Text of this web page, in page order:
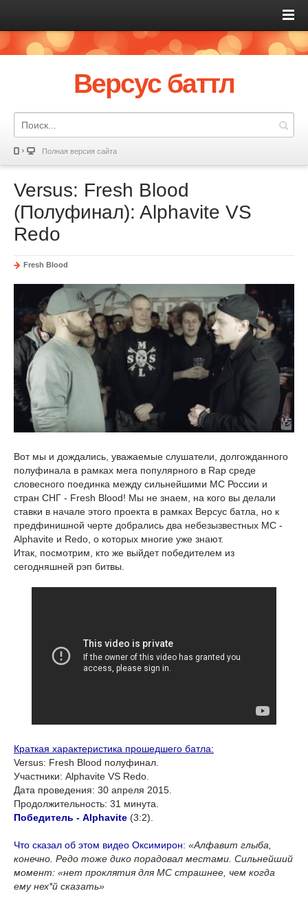
Версус баттл
Полная версия сайта
Versus: Fresh Blood
(Полуфинал): Alphavite VS
Redo
Fresh Blood
Вот мы и дождались, уважаемые слушатели, долгожданного
полуфинала в рамках мега популярного в Rap среде
словесного поединка между сильнейшими МС России и
стран СНГ - Fresh Blood! Мы не знаем, на кого вы делали
ставки в начале этого проекта в рамках Версус батла, но к
предфинишной черте добрались два небезызвестных МС -
Alphavite и Redo, о которых многие уже знают.
Итак, посмотрим, кто же выйдет победителем из
сегодняшней рэп битвы.
Краткая характеристика прошедшего батла:
Versus: Fresh Blood полуфинал.
Участники: Alphavite VS Redo.
Дата проведения: 30 апреля 2015.
Продолжительность: 31 минута.
Победитель - Alphavite (3:2).
Что сказал об этом видео Оксимирон: «Алфавит глыба,
конечно. Редо тоже дико порадовал местами. Сильнейший
момент: «нет проклятия для МС страшнее, чем когда
ему нех*й сказать»